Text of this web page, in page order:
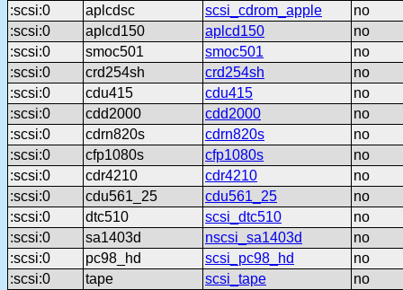
:scsi:0
aplcdsc scsi_cdrom_apple
no
:scsi:0
aplcd150 aplcd150
no
:scsi:0
smoc501 smoc501
no
:scsi:0
crd254sh crd254sh
no
:scsi:0
cdu415 cdu415
no
:scsi:0
cdd2000 cdd2000
no
:scsi:0
cdrn820s cdrn820s
no
:scsi:0
cfp1080s cfp1080s
no
:scsi:0
cdr4210 cdr4210
no
:scsi:0
cdu561_25 cdu561_25
no
:scsi:0
dtc510 scsi_dtc510
no
:scsi:0
sa1403d nscsi_sa1403d
no
:scsi:0
pc98_hd scsi_pc98_hd
no
:scsi:0
tape scsi_tape
no